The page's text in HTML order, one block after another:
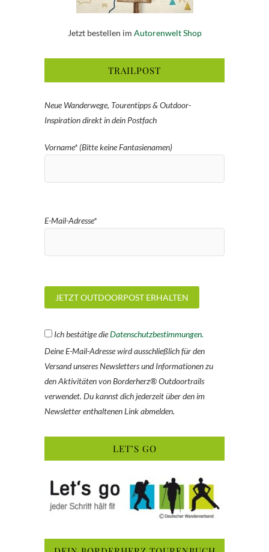
Jetzt bestellen im Autorenwelt Shop
TRAILPOST
Neue Wanderwege, Tourentipps & Outdoor-
Inspiration direkt in dein Postfach
Vorname* (Bitte keine Fantasienamen)
E-Mail-Adresse*
Ich bestätige dieDatenschutzbestimmungen.
Deine E-Mail-Adresse wird ausschließlich für den
Versand unseres Newsletters und Informationen zu
den Aktivitäten von Borderherz® Outdoortrails
verwendet. Du kannst dich jederzeit über den im
Newsletter enthaltenen Link abmelden.
LET’S GO